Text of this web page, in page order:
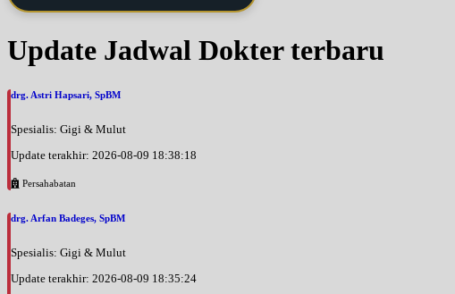
Update Jadwal Dokter terbaru
drg. Astri Hapsari, SpBM
Spesialis: Gigi & Mulut
Update terakhir: 2026-08-09 18:38:18
Persahabatan
drg. Arfan Badeges, SpBM
Spesialis: Gigi & Mulut
Update terakhir: 2026-08-09 18:35:24